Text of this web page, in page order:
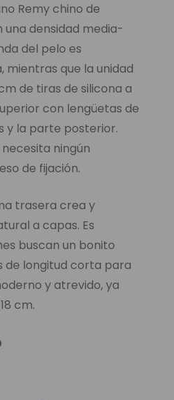
Remy chino de
densidad media-
del pelo es
que la unidad
de tiras de silicona a
con lengüetas de
y la parte posterior.
ningún
de fijación.
trasera crea y
a capas. Es
buscan un bonito
longitud corta para
y atrevido, ya
cm.